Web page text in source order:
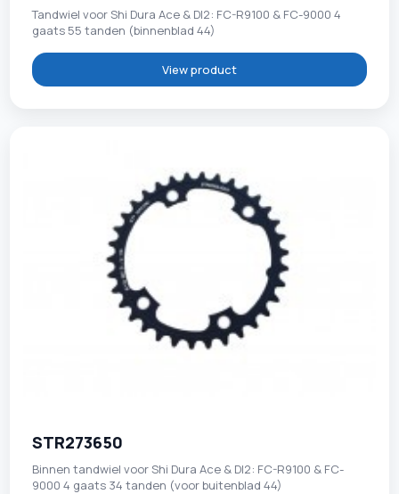
Tandwiel voor Shi Dura Ace & DI2: FC-R9100 & FC-9000 4
gaats 55 tanden (binnenblad 44)
View product
STR273650
Binnen tandwiel voor Shi Dura Ace & DI2: FC-R9100 & FC-
9000 4 gaats 34 tanden (voor buitenblad 44)